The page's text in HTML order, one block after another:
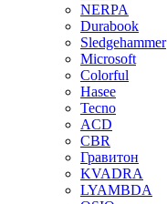
NERPA
Durabook
Sledgehammer
Microsoft
Colorful
Hasee
Tecno
ACD
CBR
Гравитон
KVADRA
LYAMBDA